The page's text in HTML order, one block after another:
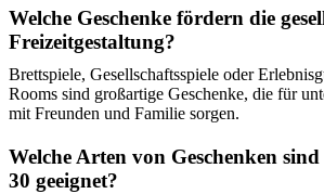
Welche Geschenke fördern die
Freizeitgestaltung?
Brettspiele, Gesellschaftsspiele oder
Rooms sind großartige Geschenke, die für
mit Freunden und Familie sorgen.
Welche Arten von Geschenken
30 geeignet?